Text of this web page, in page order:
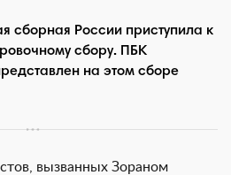
сборная России приступила к
сбору. ПБК
на этом сборе
вызванных Зораном